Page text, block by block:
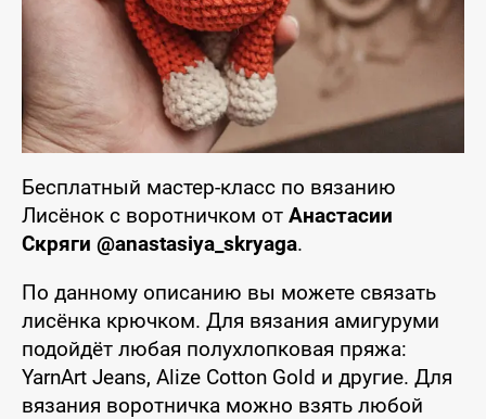
Бесплатный мастер-класс по вязанию
Лисёнок с воротничком от Анастасии
Скряги @anastasiya_skryaga.
По данному описанию вы можете связать
лисёнка крючком. Для вязания амигуруми
подойдёт любая полухлопковая пряжа:
YarnArt Jeans, Alize Cotton Gold и другие. Для
вязания воротничка можно взять любой